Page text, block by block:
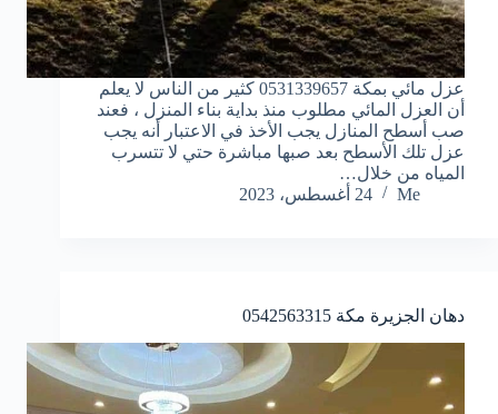
عزل مائي بمكة 0531339657 كثير من الناس لا يعلم
أن العزل المائي مطلوب منذ بداية بناء المنزل ، فعند
صب أسطح المنازل يجب الأخذ في الاعتبار أنه يجب
عزل تلك الأسطح بعد صبها مباشرة حتي لا تتسرب
المياه من خلال…
Me
24 أغسطس، 2023
دهان الجزيرة مكة 0542563315